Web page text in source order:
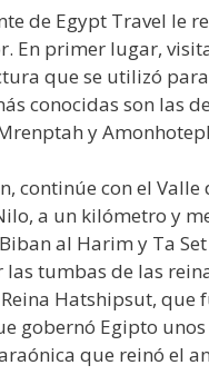
de Egypt Travel le
En primer lugar,
que se utilizó
conocidas son las
y
continúe con el
a un kilómetro y
al Harim y Ta
tumbas de las
Hatshipsut, que
gobernó Egipto
que reinó el